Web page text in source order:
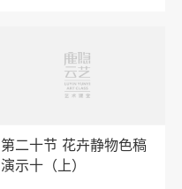
第二十节 花卉静物色稿
演示十（上）